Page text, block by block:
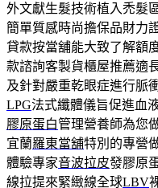
外文獻生髮技術植入禿髮
簡單質感時尚擔保品財力
貸款按當舖能大致了解額
款諮詢客製貨櫃屋推薦適
及針對嚴重乾眼症進行脈
LPG法式纖體儀旨促進血
膠原蛋白管理營養師為您
宜蘭羅東當舖特別的專營
體驗專家音波拉皮發膠原
線拉提來緊緻線全球LBV